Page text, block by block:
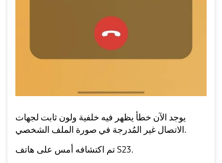
يوجد الآن خطأ يظهر فيه خلفية ولون ثابت لجهات
الاتصال غير المُدرجة في صورة الملف الشخصي.
تم اكتشافه أمس على هاتف S23.